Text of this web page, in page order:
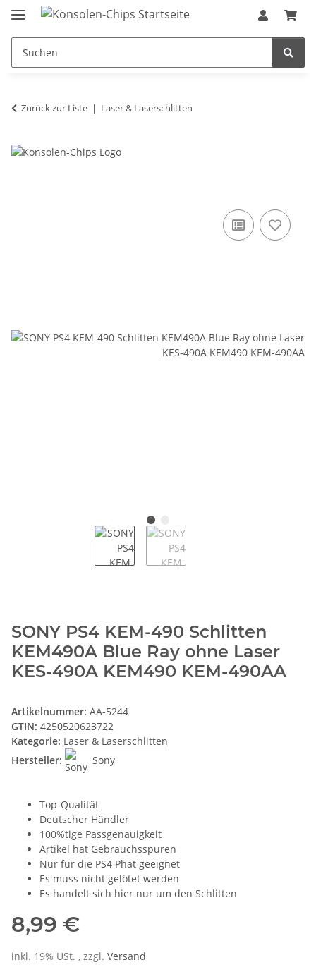
Zurück zur Liste Laser & Laserschlitten
SONY PS4 KEM-490 Schlitten
KEM490A Blue Ray ohne Laser
KES-490A KEM490 KEM-490AA
Artikelnummer: AA-5244
GTIN: 4250520623722
Kategorie: Laser & Laserschlitten
Hersteller:
Sony
Top-Qualität
Deutscher Händler
100%tige Passgenauigkeit
Artikel hat Gebrauchsspuren
Nur für die PS4 Phat geeignet
Es muss nicht gelötet werden
Es handelt sich hier nur um den Schlitten
8,99 €
inkl. 19% USt. , zzgl. Versand